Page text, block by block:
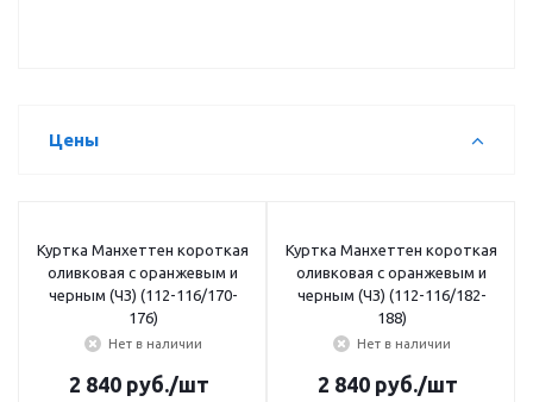
Цены
Куртка Манхеттен короткая
оливковая с оранжевым и
черным (ЧЗ) (112-116/170-
176)
Нет в наличии
2 840руб./шт
Куртка Манхеттен короткая
оливковая с оранжевым и
черным (ЧЗ) (112-116/182-
188)
Нет в наличии
2 840руб./шт